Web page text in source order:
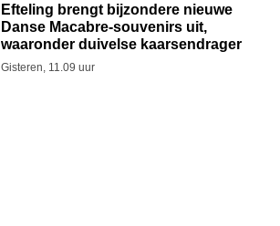
Efteling brengt bijzondere nieuwe
Danse Macabre-souvenirs uit,
waaronder duivelse kaarsendrager
Gisteren, 11.09 uur